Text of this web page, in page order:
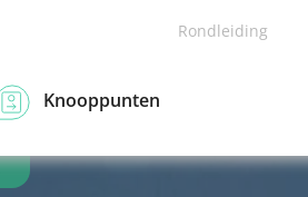
Rondleiding
Knooppunten